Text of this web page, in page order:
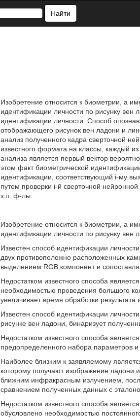
Найти
Изобретение относится к биометрии, а
идентификации личности по рисунку вен
идентификации личности. Способ
отображающего рисунок вен ладони и
анализ полученного кадра сверточной
известного формата на классы, каждый из
анализа является первый вектор
этом факт биометрической
идентификации, соответствующий i-му
путем проверки i-й сверточной
з.п. ф-лы.
Изобретение относится к биометрии, а
идентификации личности по рисунку вен
Известен способ идентификации
двух противоположно расположенных
выделением RGB компонент и
Недостатком известного способа
необходимостью проведения большого
увеличивает время обработки
Известен способ идентификации
рисунке вен ладони, бинаризует
Недостатком известного способа
предопределенного набора параметров и
Наиболее близким к заявляемому
которому получают изображение
ближним инфракрасным излучением,
сравнением полученных данных с
Недостатком известного способа
обусловлено необходимостью